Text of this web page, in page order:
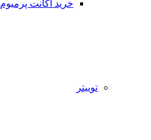
خرید اکانت پرمیوم
توییتر